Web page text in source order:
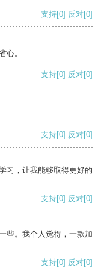
支持[0] 反对[0]
心。
支持[0] 反对[0]
支持[0] 反对[0]
习，让我能够取得更好的
支持[0] 反对[0]
些。我个人觉得，一款加
支持[0] 反对[0]